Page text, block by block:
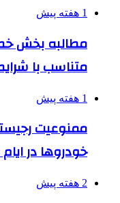
1 هفته پیش
مطالبه بخش
متناسب با
1 هفته پیش
ممنوعیت
خودروها در ایام
2 هفته پیش